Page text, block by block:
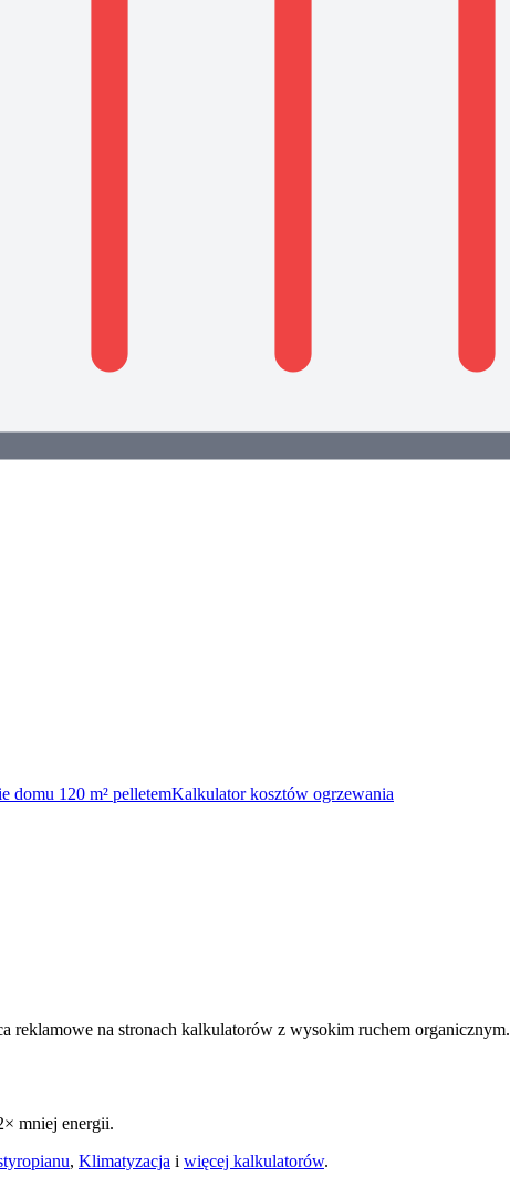
domu 120 m² pelletemKalkulator kosztów ogrzewania
reklamowe na stronach kalkulatorów z wysokim ruchem organicznym.
mniej energii.
, Klimatyzacja i więcej kalkulatorów.